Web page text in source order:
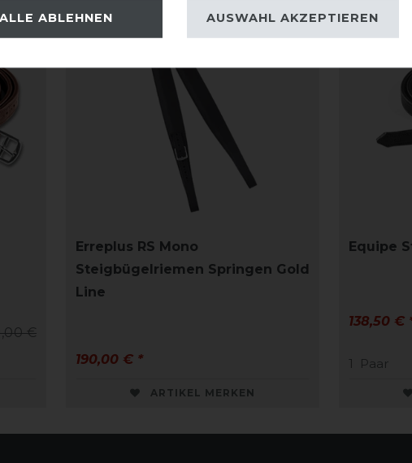
€
Erreplus RS Mono
Steigbügelriemen Springen Gold
Line
190,00 € *
ARTIKEL MERKEN
Equipe
138,50 €
1 Paar
ALLE ABLEHNEN AUSWAHL AKZEPTIEREN